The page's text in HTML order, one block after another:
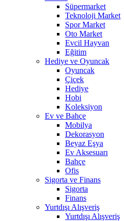
Süpermarket
Teknoloji Market
Spor Market
Oto Market
Evcil Hayvan
Eğitim
Hediye ve Oyuncak
Oyuncak
Çiçek
Hediye
Hobi
Koleksiyon
Ev ve Bahçe
Mobilya
Dekorasyon
Beyaz Eşya
Ev Aksesuarı
Bahçe
Ofis
Sigorta ve Finans
Sigorta
Finans
Yurtdışı Alışveriş
Yurtdışı Alışveriş